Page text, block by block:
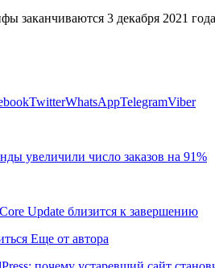
заканчиваются 3 декабря 2021
TwitterWhatsAppTelegramViber
увеличили число заказов на 91%
Update близится к завершению
Еще от автора